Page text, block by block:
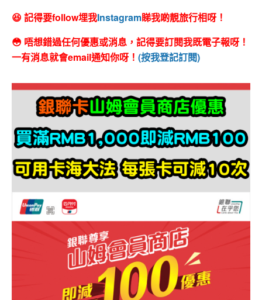
😆 記得要follow埋我Instagram睇我啲靚旅行相呀！
😳 唔想錯過任何優惠或消息，記得要訂閱我既電子報呀！
一有消息就會email通知你呀！ (按我登記訂閱)